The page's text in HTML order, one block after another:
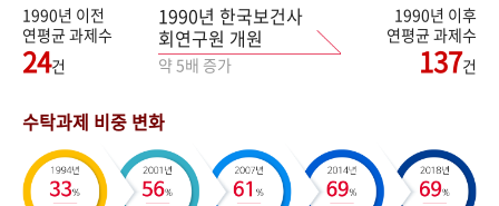
1990년 이전
연평균 과제수
24건
1990년 한국보건사
회연구원 개원
약 5배 증가
1990년 이후
연평균 과제수
137건
수탁과제 비중 변화